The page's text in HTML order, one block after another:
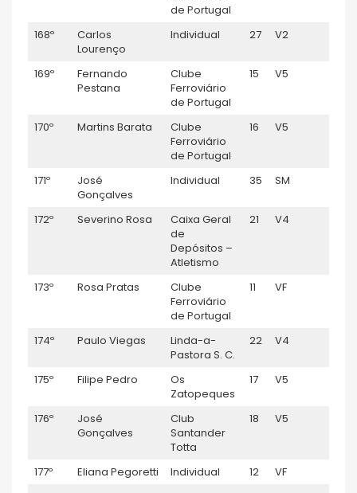
de Portugal
168º
Carlos
Lourenço
Individual 27 V2
169º
Fernando
Pestana
Clube
Ferroviário
de Portugal
15 V5
170º Martins Barata
Clube
Ferroviário
de Portugal
16 V5
171º
José
Gonçalves
Individual 35 SM
172º Severino Rosa
Caixa Geral
de
Depósitos –
Atletismo
21 V4
173º Rosa Pratas
Clube
Ferroviário
de Portugal
11 VF
174º Paulo Viegas
Linda-a-
Pastora S. C.
22 V4
175º Filipe Pedro
Os
Zatopeques
17 V5
176º
José
Gonçalves
Club
Santander
Totta
18 V5
177º Eliana Pegoretti Individual 12 VF